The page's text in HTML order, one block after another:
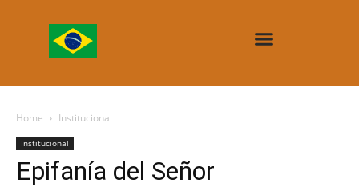
Home Institucional
Institucional
Epifanía del Señor